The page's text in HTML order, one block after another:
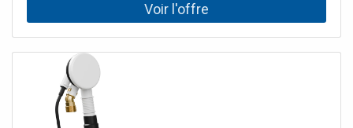
retour avec silencieux Pression de service min 2000 bar